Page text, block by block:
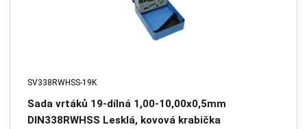
SV338RWHSS-19K
Sada vrtáků 19-dílná 1,00-10,00x0,5mm
DIN338RWHSS Lesklá, kovová krabička